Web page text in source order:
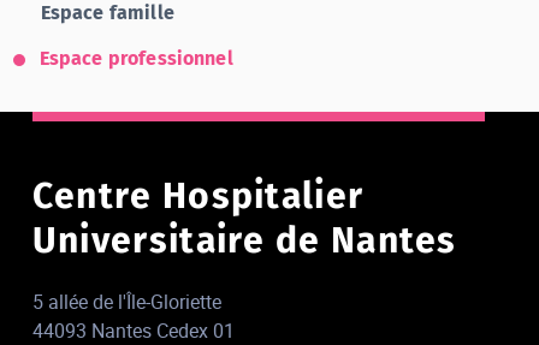
Espace famille
Espace professionnel
Centre Hospitalier
Universitaire de Nantes
5 allée de l'Île-Gloriette
44093 Nantes Cedex 01